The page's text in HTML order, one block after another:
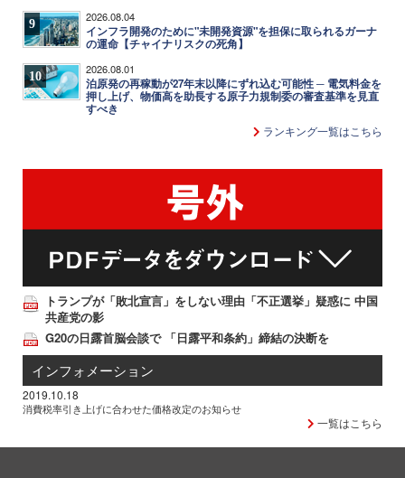
9 2026.08.04
インフラ開発のために"未開発資源"を担保に取られるガーナ
の運命【チャイナリスクの死角】
10 2026.08.01
泊原発の再稼動が27年末以降にずれ込む可能性 ─ 電気料金を
押し上げ、物価高を助長する原子力規制委の審査基準を見直
すべき
ランキング一覧はこちら
トランプが「敗北宣言」をしない理由「不正選挙」疑惑に 中国
共産党の影
G20の日露首脳会談で 「日露平和条約」締結の決断を
インフォメーション
2019.10.18
消費税率引き上げに合わせた価格改定のお知らせ
一覧はこちら